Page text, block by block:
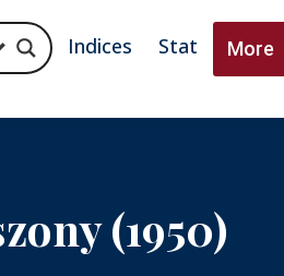
Indices Stat More
(1950)